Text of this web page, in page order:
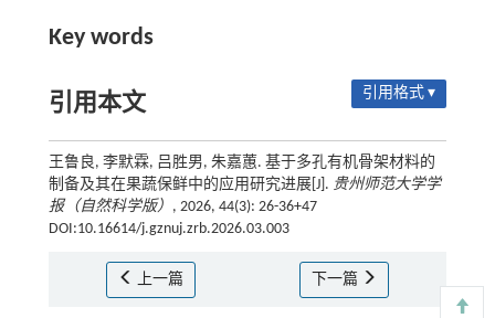
Key words
引用本文 引用格式 ▾
王鲁良, 李默霖, 吕胜男, 朱嘉蕙. 基于多孔有机骨架材料的
制备及其在果蔬保鲜中的应用研究进展[J]. 贵州师范大学学
报（自然科学版） , 2026, 44(3): 26-36+47
DOI:10.16614/j.gznuj.zrb.2026.03.003
上一篇 下一篇